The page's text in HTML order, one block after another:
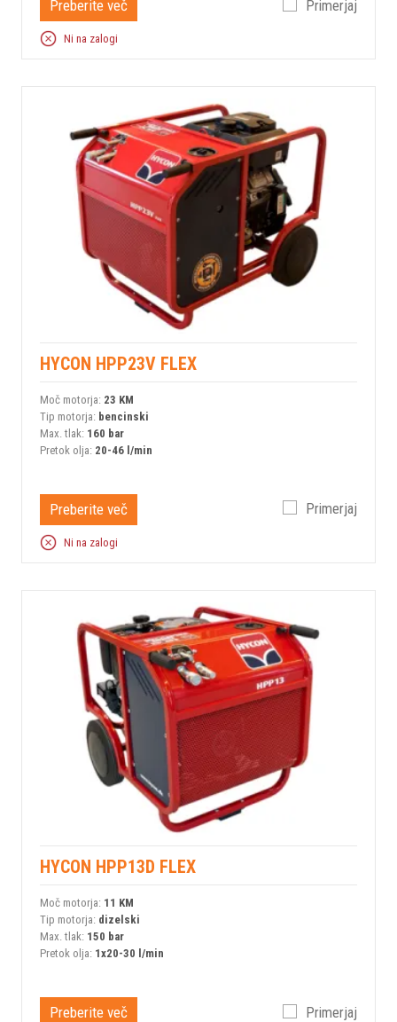
Preberite več Primerjaj
Ni na zalogi
HYCON HPP23V FLEX
Moč motorja: 23 KM
Tip motorja: bencinski
Max. tlak: 160 bar
Pretok olja: 20-46 l/min
Preberite več Primerjaj
Ni na zalogi
HYCON HPP13D FLEX
Moč motorja: 11 KM
Tip motorja: dizelski
Max. tlak: 150 bar
Pretok olja: 1x20-30 l/min
Preberite več Primerjaj